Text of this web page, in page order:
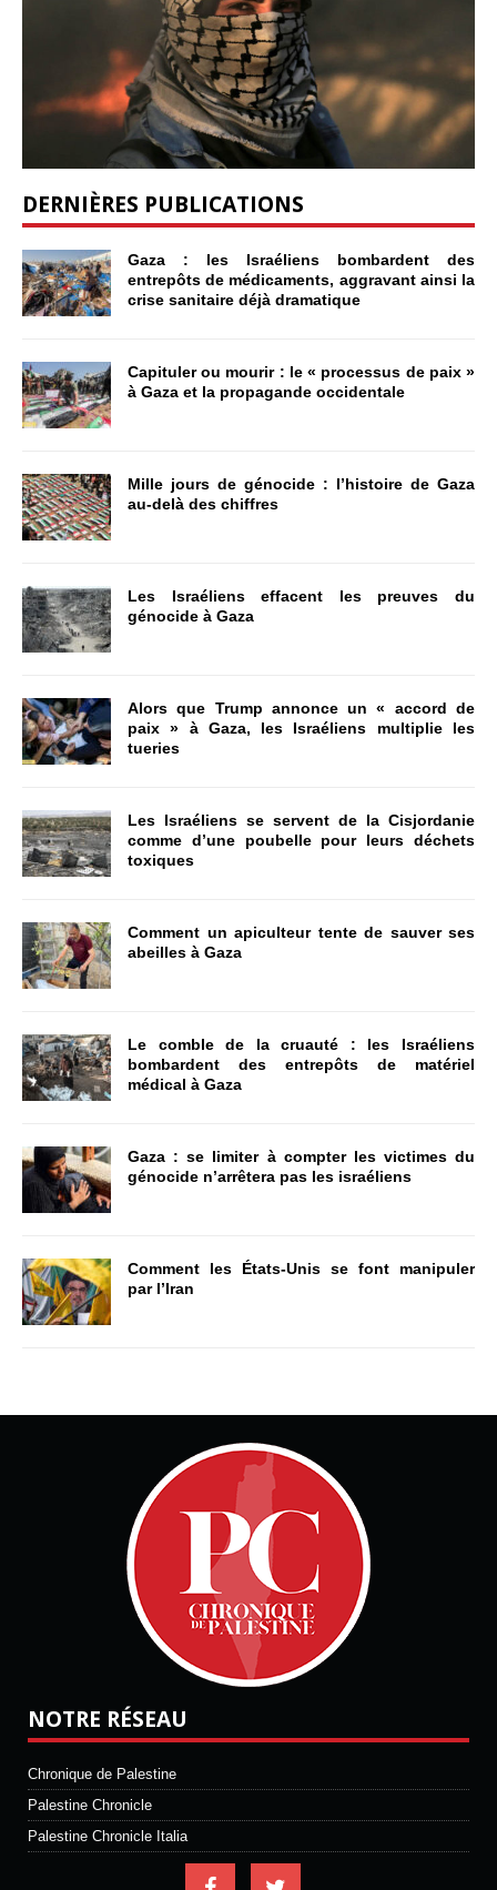
DERNIÈRES PUBLICATIONS
Gaza : les Israéliens bombardent des
entrepôts de médicaments, aggravant ainsi la
crise sanitaire déjà dramatique
Capituler ou mourir : le « processus de paix »
à Gaza et la propagande occidentale
Mille jours de génocide : l’histoire de Gaza
au-delà des chiffres
Les Israéliens effacent les preuves du
génocide à Gaza
Alors que Trump annonce un « accord de
paix » à Gaza, les Israéliens multiplie les
tueries
Les Israéliens se servent de la Cisjordanie
comme d’une poubelle pour leurs déchets
toxiques
Comment un apiculteur tente de sauver ses
abeilles à Gaza
Le comble de la cruauté : les Israéliens
bombardent des entrepôts de matériel
médical à Gaza
Gaza : se limiter à compter les victimes du
génocide n’arrêtera pas les israéliens
Comment les États-Unis se font manipuler
par l’Iran
NOTRE RÉSEAU
Chronique de Palestine
Palestine Chronicle
Palestine Chronicle Italia